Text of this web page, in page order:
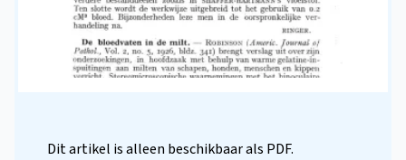
Dit artikel is alleen beschikbaar als PDF.